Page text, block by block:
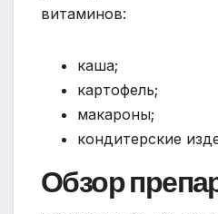
витаминов:
каша;
картофель;
макароны;
кондитерские
Обзор